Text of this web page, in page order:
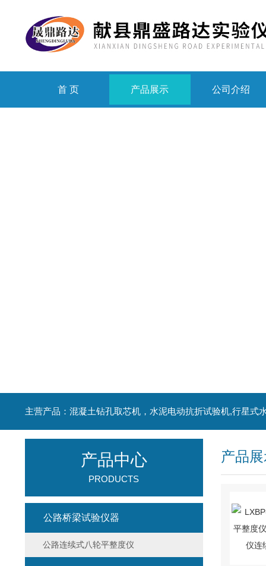
首 页 产品展示 公司介绍
产品
产品中心
PRODUCTS
公路桥梁试验仪器
公路连续式八轮平整度仪